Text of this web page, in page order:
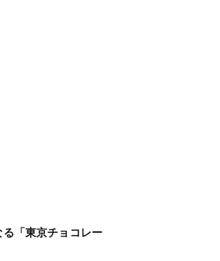
「東京チョコレー